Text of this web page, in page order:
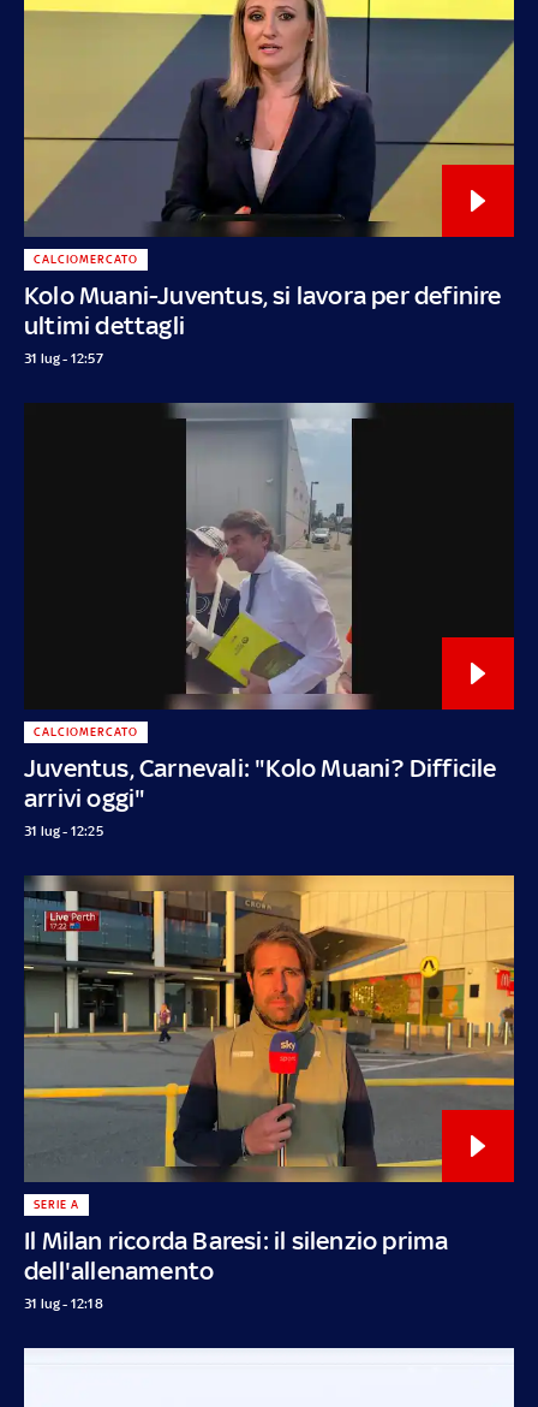
Kolo Muani-Juventus, si lavora per definire
ultimi dettagli
CALCIOMERCATO
31 lug - 12:57
Juventus, Carnevali: "Kolo Muani? Difficile
arrivi oggi"
CALCIOMERCATO
31 lug - 12:25
Il Milan ricorda Baresi: il silenzio prima
dell'allenamento
SERIE A
31 lug - 12:18